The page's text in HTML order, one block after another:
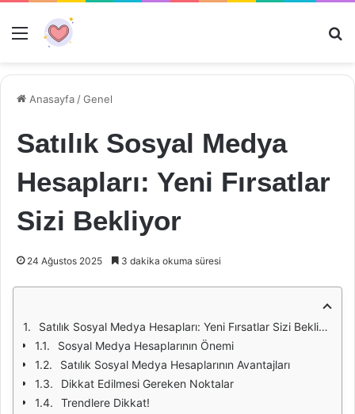
Menü
Anasayfa /Genel
Satılık Sosyal Medya
Hesapları: Yeni Fırsatlar
Sizi Bekliyor
24 Ağustos 2025 3 dakika okuma süresi
Satılık Sosyal Medya Hesapları: Yeni Fırsatlar Sizi Bekliyor
Sosyal Medya Hesaplarının Önemi
Satılık Sosyal Medya Hesaplarının Avantajları
Dikkat Edilmesi Gereken Noktalar
Trendlere Dikkat!